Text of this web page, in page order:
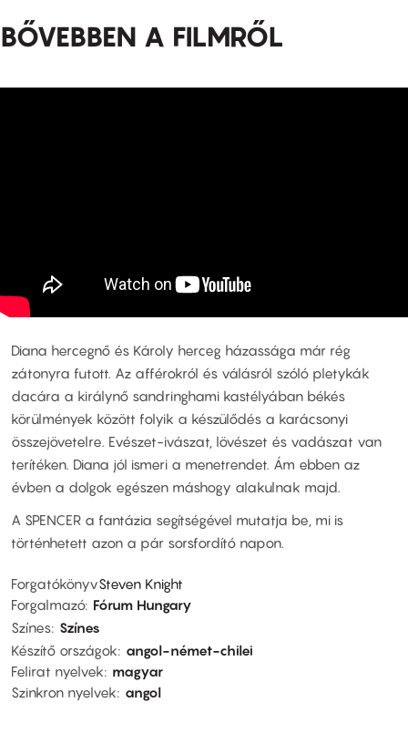
BŐVEBBEN A FILMRŐL
Diana hercegnő és Károly herceg házassága már rég
zátonyra futott. Az afférokról és válásról szóló pletykák
dacára a királynő sandringhami kastélyában békés
körülmények között folyik a készülődés a karácsonyi
összejövetelre. Evészet-ivászat, lövészet és vadászat van
terítéken. Diana jól ismeri a menetrendet. Ám ebben az
évben a dolgok egészen máshogy alakulnak majd.
A SPENCER a fantázia segítségével mutatja be, mi is
történhetett azon a pár sorsfordító napon.
ForgatókönyvSteven Knight
Forgalmazó Fórum Hungary
Színes Színes
Készítő országok
angol-német-chilei
Felirat nyelvek
magyar
Szinkron nyelvek
angol